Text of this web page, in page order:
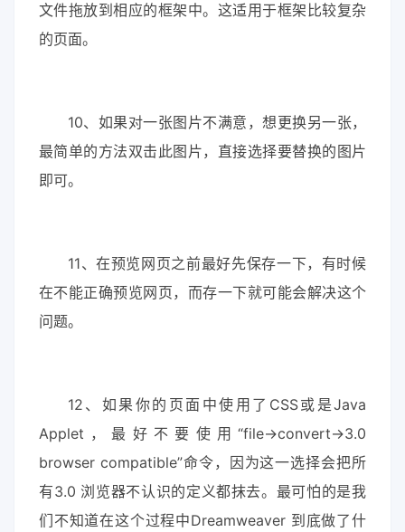
文件拖放到相应的框架中。这适用于框架比较复杂
的页面。
10、如果对一张图片不满意，想更换另一张，
最简单的方法双击此图片，直接选择要替换的图片
即可。
11、在预览网页之前最好先保存一下，有时候
在不能正确预览网页，而存一下就可能会解决这个
问题。
12、如果你的页面中使用了CSS或是Java
Applet，最好不要使用“file->convert->3.0
browser compatible”命令，因为这一选择会把所
有3.0 浏览器不认识的定义都抹去。最可怕的是我
们不知道在这个过程中Dreamweaver 到底做了什